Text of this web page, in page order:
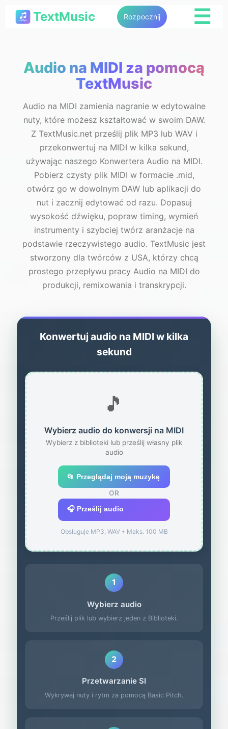
TextMusic Rozpocznij ☰
Audio na MIDI za pomocą
TextMusic
Audio na MIDI zamienia nagranie w edytowalne
nuty, które możesz kształtować w swoim DAW.
Z TextMusic.net prześlij plik MP3 lub WAV i
przekonwertuj na MIDI w kilka sekund,
używając naszego Konwertera Audio na MIDI.
Pobierz czysty plik MIDI w formacie .mid,
otwórz go w dowolnym DAW lub aplikacji do
nut i zacznij edytować od razu. Dopasuj
wysokość dźwięku, popraw timing, wymień
instrumenty i szybciej twórz aranżacje na
podstawie rzeczywistego audio. TextMusic jest
stworzony dla twórców z USA, którzy chcą
prostego przepływu pracy Audio na MIDI do
produkcji, remixowania i transkrypcji.
Konwertuj audio na MIDI w kilka
sekund
🎵
Wybierz audio do konwersji na MIDI
Wybierz z biblioteki lub prześlij własny plik
audio
📂 Przeglądaj moją muzykę
OR
🎧 Prześlij audio
Obsługuje MP3, WAV • Maks. 100 MB
1
Wybierz audio
Prześlij plik lub wybierz jeden z Biblioteki.
2
Przetwarzanie SI
Wykrywaj nuty i rytm za pomocą Basic Pitch.